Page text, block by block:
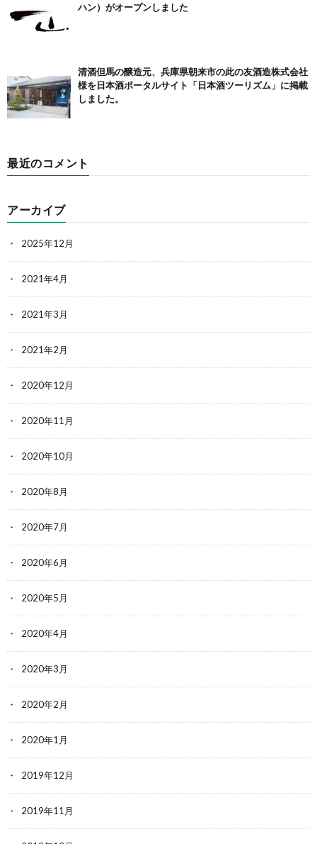
ハン）がオープンしました
清酒但馬の醸造元、兵庫県朝来市の此の友酒造株式会社
様を日本酒ポータルサイト「日本酒ツーリズム」に掲載
しました。
最近のコメント
アーカイブ
2025年12月
2021年4月
2021年3月
2021年2月
2020年12月
2020年11月
2020年10月
2020年8月
2020年7月
2020年6月
2020年5月
2020年4月
2020年3月
2020年2月
2020年1月
2019年12月
2019年11月